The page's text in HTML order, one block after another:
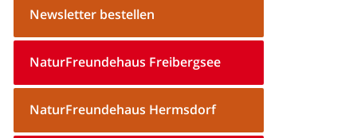
Newsletter bestellen
NaturFreundehaus Freibergsee
NaturFreundehaus Hermsdorf